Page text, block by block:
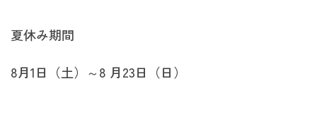
夏休み期間
8月1日（土）～8 月23日（日）